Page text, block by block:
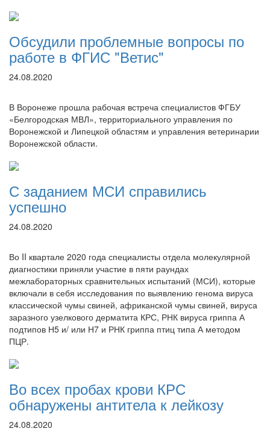
Обсудили проблемные вопросы по
работе в ФГИС "Ветис"
24.08.2020
В Воронеже прошла рабочая встреча специалистов ФГБУ
«Белгородская МВЛ», территориального управления по
Воронежской и Липецкой областям и управления ветеринарии
Воронежской области.
С заданием МСИ справились
успешно
24.08.2020
Во II квартале 2020 года специалисты отдела молекулярной
диагностики приняли участие в пяти раундах
межлабораторных сравнительных испытаний (МСИ), которые
включали в себя исследования по выявлению генома вируса
классической чумы свиней, африканской чумы свиней, вируса
заразного узелкового дерматита КРС, РНК вируса гриппа А
подтипов Н5 и/ или Н7 и РНК гриппа птиц типа А методом
ПЦР.
Во всех пробах крови КРС
обнаружены антитела к лейкозу
24.08.2020